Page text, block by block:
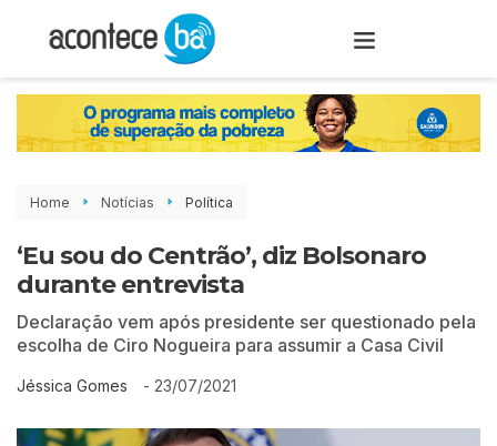
Home Notícias Política
‘Eu sou do Centrão’, diz Bolsonaro
durante entrevista
Declaração vem após presidente ser questionado pela
escolha de Ciro Nogueira para assumir a Casa Civil
Jéssica Gomes - 23/07/2021